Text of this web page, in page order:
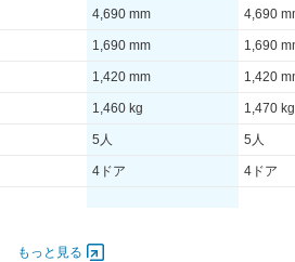
4,690 mm 4,690
1,690 mm 1,690
1,420 mm 1,420
1,460 kg 1,470 kg
5人 5人
4ドア 4ドア
もっと見る